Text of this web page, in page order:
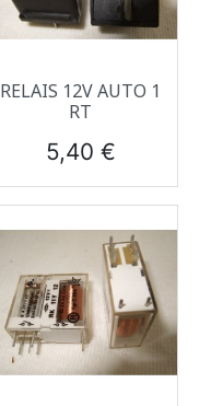
RELAIS 12V AUTO 1
RT
Prix
5,40 €